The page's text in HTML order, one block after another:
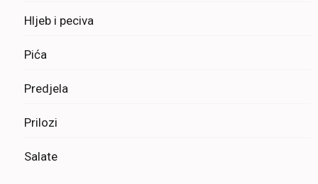
Hljeb i peciva
Pića
Predjela
Prilozi
Salate